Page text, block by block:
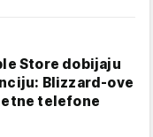
Store dobijaju
Blizzard-ove
telefone